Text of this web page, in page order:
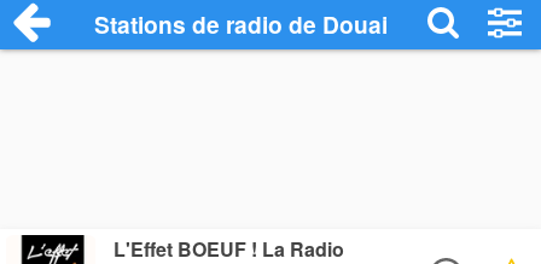
Stations de radio de Douai
L'Effet BOEUF ! La Radio